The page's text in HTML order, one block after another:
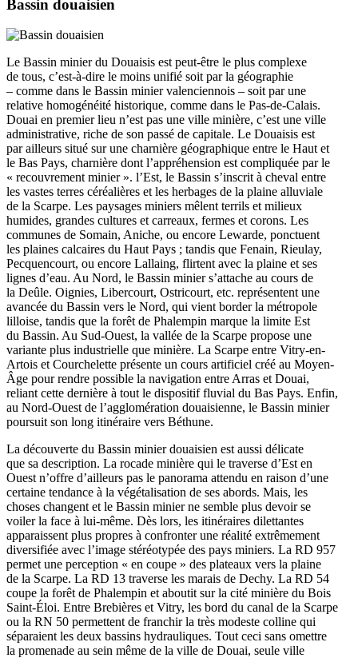
Bassin douaisien
Le Bassin minier du Douaisis est peut-être le plus complexe
de tous, c’est-à-dire le moins unifié soit par la géographie
– comme dans le Bassin minier valenciennois – soit par une
relative homogénéité historique, comme dans le Pas-de-Calais.
Douai en premier lieu n’est pas une ville minière, c’est une ville
administrative, riche de son passé de capitale. Le Douaisis est
par ailleurs situé sur une charnière géographique entre le Haut et
le Bas Pays, charnière dont l’appréhension est compliquée par le
« recouvrement minier ». l’Est, le Bassin s’inscrit à cheval entre
les vastes terres céréalières et les herbages de la plaine alluviale
de la Scarpe. Les paysages miniers mêlent terrils et milieux
humides, grandes cultures et carreaux, fermes et corons. Les
communes de Somain, Aniche, ou encore Lewarde, ponctuent
les plaines calcaires du Haut Pays ; tandis que Fenain, Rieulay,
Pecquencourt, ou encore Lallaing, flirtent avec la plaine et ses
lignes d’eau. Au Nord, le Bassin minier s’attache au cours de
la Deûle. Oignies, Libercourt, Ostricourt, etc. représentent une
avancée du Bassin vers le Nord, qui vient border la métropole
lilloise, tandis que la forêt de Phalempin marque la limite Est
du Bassin. Au Sud-Ouest, la vallée de la Scarpe propose une
variante plus industrielle que minière. La Scarpe entre Vitry-en-
Artois et Courchelette présente un cours artificiel créé au Moyen-
Âge pour rendre possible la navigation entre Arras et Douai,
reliant cette dernière à tout le dispositif fluvial du Bas Pays. Enfin,
au Nord-Ouest de l’agglomération douaisienne, le Bassin minier
poursuit son long itinéraire vers Béthune.
La découverte du Bassin minier douaisien est aussi délicate
que sa description. La rocade minière qui le traverse d’Est en
Ouest n’offre d’ailleurs pas le panorama attendu en raison d’une
certaine tendance à la végétalisation de ses abords. Mais, les
choses changent et le Bassin minier ne semble plus devoir se
voiler la face à lui-même. Dès lors, les itinéraires dilettantes
apparaissent plus propres à confronter une réalité extrêmement
diversifiée avec l’image stéréotypée des pays miniers. La RD 957
permet une perception « en coupe » des plateaux vers la plaine
de la Scarpe. La RD 13 traverse les marais de Dechy. La RD 54
coupe la forêt de Phalempin et aboutit sur la cité minière du Bois
Saint-Éloi. Entre Brebières et Vitry, les bord du canal de la Scarpe
ou la RN 50 permettent de franchir la très modeste colline qui
séparaient les deux bassins hydrauliques. Tout ceci sans omettre
la promenade au sein même de la ville de Douai, seule ville